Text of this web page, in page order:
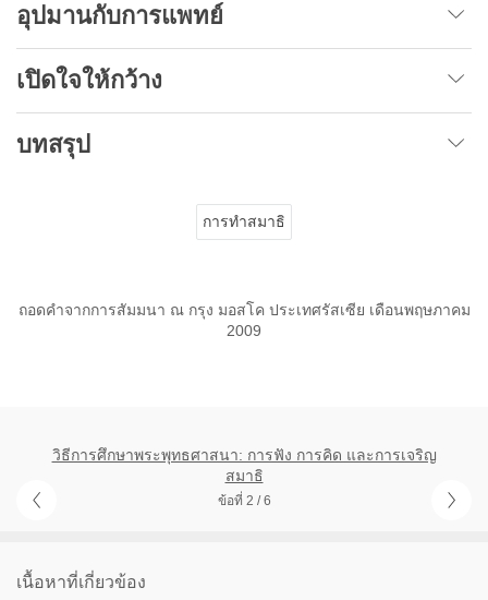
อุปมานกับการแพทย์
เปิดใจให้กว้าง
บทสรุป
การทำสมาธิ
ถอดคำจากการสัมมนา ณ กรุง มอสโค ประเทศรัสเซีย เดือนพฤษภาคม
2009
วิธีการศึกษาพระพุทธศาสนา: การฟัง การคิด และการเจริญ
สมาธิ
ข้อที่ 2 / 6
เนื้อหาที่เกี่ยวข้อง